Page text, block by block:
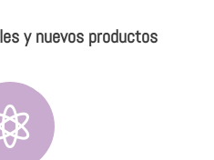
y nuevos productos